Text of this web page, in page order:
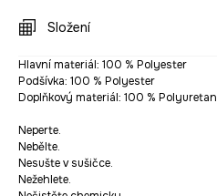
Složení
Hlavní materiál: 100 % Polyester
Podšívka: 100 % Polyester
Doplňkový materiál: 100 % Polyuretan
Neperte.
Nebělte.
Nesušte v sušičce.
Nežehlete.